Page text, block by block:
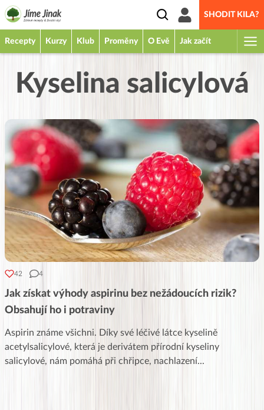
SHODIT KILA?
Recepty Kurzy Klub Proměny O Evě Jak začít
Kyselina salicylová
42 4
Jak získat výhody aspirinu bez nežádoucích rizik?
Obsahují ho i potraviny
Aspirin známe všichni. Díky své léčivé látce kyselině
acetylsalicylové, která je derivátem přírodní kyseliny
salicylové, nám pomáhá při chřipce, nachlazení...